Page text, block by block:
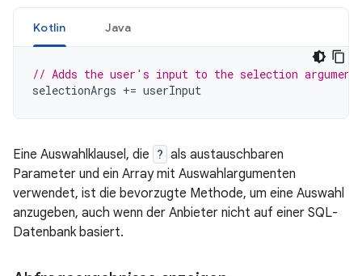
Kotlin Java
// Adds the user's input to the selection argument
selectionArgs += userInput
Eine Auswahlklausel, die ? als austauschbaren
Parameter und ein Array mit Auswahlargumenten
verwendet, ist die bevorzugte Methode, um eine Auswahl
anzugeben, auch wenn der Anbieter nicht auf einer SQL-
Datenbank basiert.